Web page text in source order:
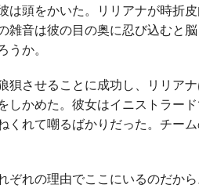
頭をかいた。リリアナが時折
雑音は彼の目の奥に忍び込むと
か。
させることに成功し、リリア
しかめた。彼女はイニストラー
くれて嘲るばかりだった。チー
ぞれの理由でここにいるのだか